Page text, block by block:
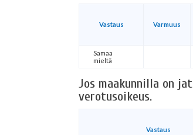
Vastaus Varmuus
Samaa
mieltä
Jos maakunnilla on
verotusoikeus.
Vastaus